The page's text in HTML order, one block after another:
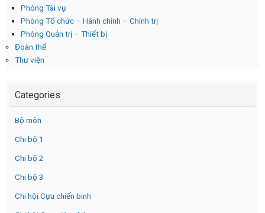
Phòng Tài vụ
Phòng Tổ chức – Hành chính – Chính trị
Phòng Quản trị – Thiết bị
Đoàn thể
Thư viện
Categories
Bộ môn
Chi bộ 1
Chi bộ 2
Chi bộ 3
Chi hội Cựu chiến binh